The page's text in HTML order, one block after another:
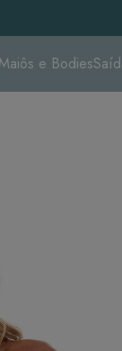
Maiôs e Bodies